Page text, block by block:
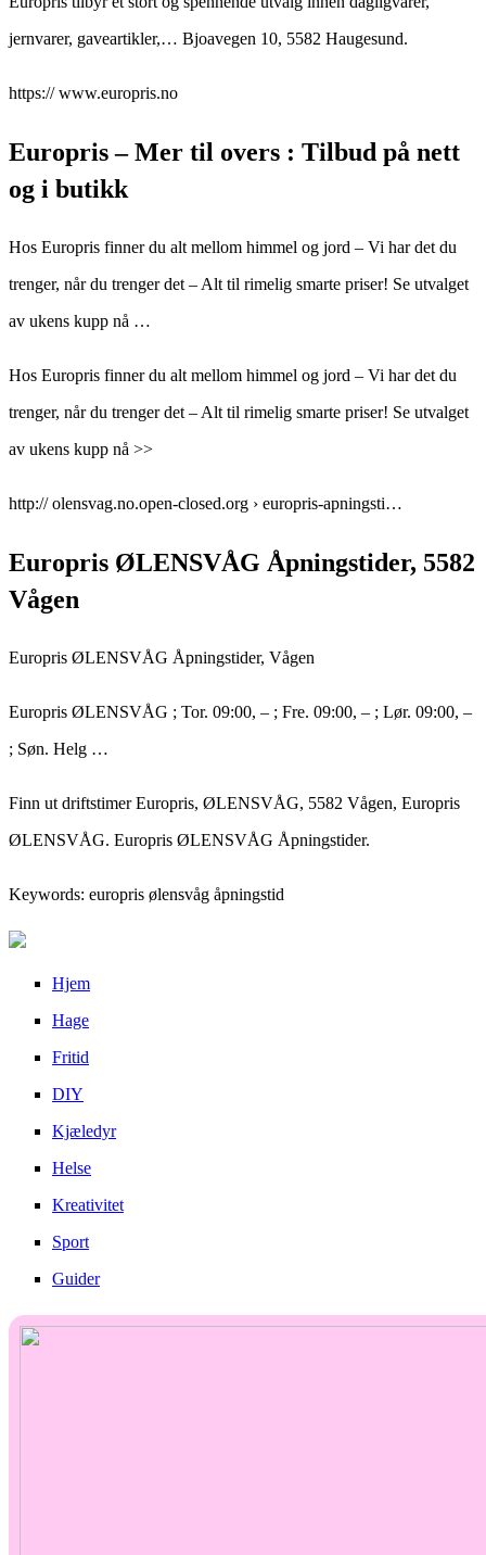
jernvarer, gaveartikler,… Bjoavegen 10, 5582 Haugesund.
https:// www.europris.no
Europris – Mer til overs : Tilbud på nett
og i butikk
Hos Europris finner du alt mellom himmel og jord – Vi har det du
trenger, når du trenger det – Alt til rimelig smarte priser! Se utvalget
av ukens kupp nå …
Hos Europris finner du alt mellom himmel og jord – Vi har det du
trenger, når du trenger det – Alt til rimelig smarte priser! Se utvalget
av ukens kupp nå >>
http:// olensvag.no.open-closed.org › europris-apningsti…
Europris ØLENSVÅG Åpningstider, 5582
Vågen
Europris ØLENSVÅG Åpningstider, Vågen
Europris ØLENSVÅG ; Tor. 09:00, – ; Fre. 09:00, – ; Lør. 09:00, –
; Søn. Helg …
Finn ut driftstimer Europris, ØLENSVÅG, 5582 Vågen, Europris
ØLENSVÅG. Europris ØLENSVÅG Åpningstider.
Keywords: europris ølensvåg åpningstid
Hjem
Hage
Fritid
DIY
Kjæledyr
Helse
Kreativitet
Sport
Guider